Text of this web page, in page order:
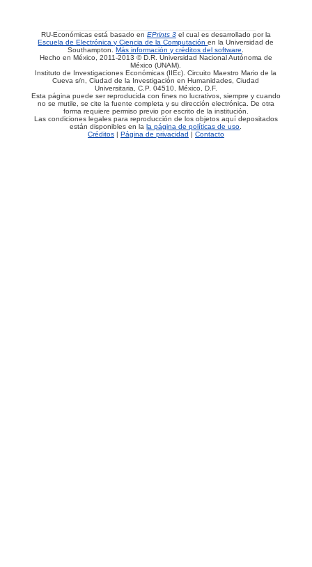
RU-Económicas está basado en EPrints 3 el cual es desarrollado por la
Escuela de Electrónica y Ciencia de la Computaciónen la Universidad de
Southampton.Más información y créditos del software.
Hecho en México, 2011-2013 © D.R. Universidad Nacional Autónoma de
México (UNAM).
Instituto de Investigaciones Económicas (IIEc). Circuito Maestro Mario de la
Cueva s/n, Ciudad de la Investigación en Humanidades, Ciudad
Universitaria, C.P. 04510, México, D.F.
Esta página puede ser reproducida con fines no lucrativos, siempre y cuando
no se mutile, se cite la fuente completa y su dirección electrónica. De otra
forma requiere permiso previo por escrito de la institución.
Las condiciones legales para reproducción de los objetos aquí depositados
están disponibles en lala página de políticas de uso.
Créditos| Página de privacidad | Contacto